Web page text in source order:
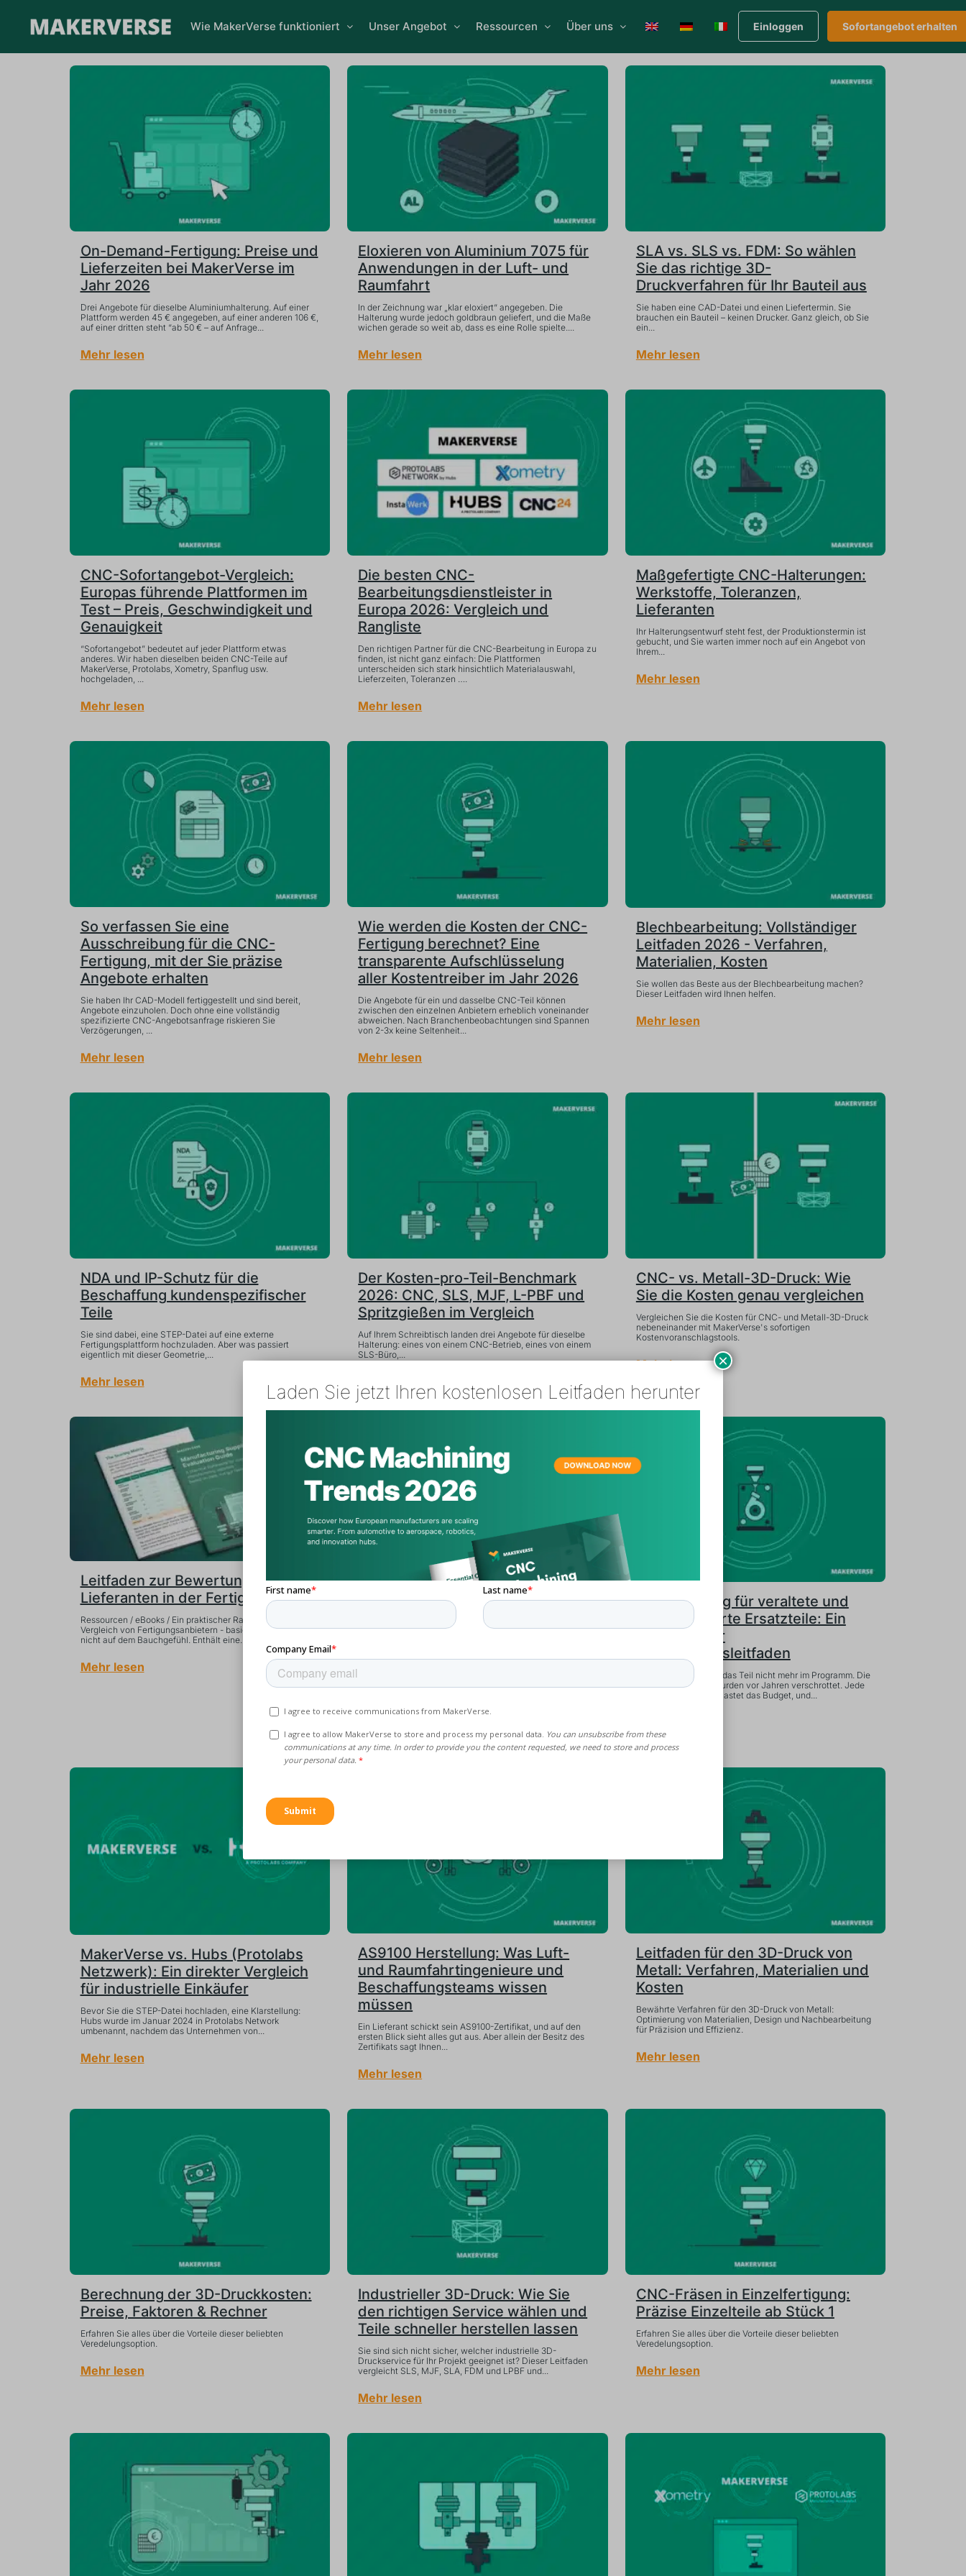
Wie MakerVerse funktioniert Unser Angebot Ressourcen Über uns Einloggen Sofortangebot erhalten
On-Demand-Fertigung: Preise und
Lieferzeiten bei MakerVerse im
Jahr 2026
Drei Angebote für dieselbe Aluminiumhalterung. Auf einer
Plattform werden 45 € angegeben, auf einer anderen 106 €,
auf einer dritten steht “ab 50 € – auf Anfrage...
Mehr lesen
Eloxieren von Aluminium 7075 für
Anwendungen in der Luft- und
Raumfahrt
In der Zeichnung war „klar eloxiert“ angegeben. Die
Halterung wurde jedoch goldbraun geliefert, und die Maße
wichen gerade so weit ab, dass es eine Rolle spielte....
Mehr lesen
SLA vs. SLS vs. FDM: So wählen
Sie das richtige 3D-
Druckverfahren für Ihr Bauteil aus
Sie haben eine CAD-Datei und einen Liefertermin. Sie
brauchen ein Bauteil – keinen Drucker. Ganz gleich, ob Sie
ein...
Mehr lesen
CNC-Sofortangebot-Vergleich:
Europas führende Plattformen im
Test – Preis, Geschwindigkeit und
Genauigkeit
“Sofortangebot” bedeutet auf jeder Plattform etwas
anderes. Wir haben dieselben beiden CNC-Teile auf
MakerVerse, Protolabs, Xometry, Spanflug usw.
hochgeladen, ...
Mehr lesen
Die besten CNC-
Bearbeitungsdienstleister in
Europa 2026: Vergleich und
Rangliste
Den richtigen Partner für die CNC-Bearbeitung in Europa zu
finden, ist nicht ganz einfach: Die Plattformen
unterscheiden sich stark hinsichtlich Materialauswahl,
Lieferzeiten, Toleranzen ….
Mehr lesen
Maßgefertigte CNC-Halterungen:
Werkstoffe, Toleranzen,
Lieferanten
Ihr Halterungsentwurf steht fest, der Produktionstermin ist
gebucht, und Sie warten immer noch auf ein Angebot von
Ihrem...
Mehr lesen
So verfassen Sie eine
Ausschreibung für die CNC-
Fertigung, mit der Sie präzise
Angebote erhalten
Sie haben Ihr CAD-Modell fertiggestellt und sind bereit,
Angebote einzuholen. Doch ohne eine vollständig
spezifizierte CNC-Angebotsanfrage riskieren Sie
Verzögerungen, ...
Mehr lesen
Wie werden die Kosten der CNC-
Fertigung berechnet? Eine
transparente Aufschlüsselung
aller Kostentreiber im Jahr 2026
Die Angebote für ein und dasselbe CNC-Teil können
zwischen den einzelnen Anbietern erheblich voneinander
abweichen. Nach Branchenbeobachtungen sind Spannen
von 2-3x keine Seltenheit...
Mehr lesen
Blechbearbeitung: Vollständiger
Leitfaden 2026 - Verfahren,
Materialien, Kosten
Sie wollen das Beste aus der Blechbearbeitung machen?
Dieser Leitfaden wird Ihnen helfen.
Mehr lesen
NDA und IP-Schutz für die
Beschaffung kundenspezifischer
Teile
Sie sind dabei, eine STEP-Datei auf eine externe
Fertigungsplattform hochzuladen. Aber was passiert
eigentlich mit dieser Geometrie,...
Mehr lesen
Der Kosten-pro-Teil-Benchmark
2026: CNC, SLS, MJF, L-PBF und
Spritzgießen im Vergleich
Auf Ihrem Schreibtisch landen drei Angebote für dieselbe
Halterung: eines von einem CNC-Betrieb, eines von einem
SLS-Büro,...
CNC- vs. Metall-3D-Druck: Wie
Sie die Kosten genau vergleichen
Vergleichen Sie die Kosten für CNC- und Metall-3D-Druck
nebeneinander mit MakerVerse's sofortigen
Kostenvoranschlagstools.
Mehr lesen
Leitfaden zur Bewertung von
Lieferanten in der Fertigung
Ressourcen / eBooks / Ein praktischer Rahmen für den
Vergleich von Fertigungsanbietern - basierend auf Daten,
nicht auf dem Bauchgefühl. Enthält eine...
Mehr lesen
Single-Source vs. Multi-Source
Strategie für kundenspezifische
der einzige Lieferant schiebt die Schuld auf einen
Mehr lesen
Rapid Casting für veraltete und
ausgemusterte Ersatzteile: Ein
vollständiger
Beschaffungsleitfaden
Der Erstausrüster hat das Teil nicht mehr im Programm. Die
Originalwerkzeuge wurden vor Jahren verschrottet. Jede
Stunde Ausfallzeit belastet das Budget, und...
MakerVerse vs. Hubs (Protolabs
Netzwerk): Ein direkter Vergleich
für industrielle Einkäufer
Bevor Sie die STEP-Datei hochladen, eine Klarstellung:
Hubs wurde im Januar 2024 in Protolabs Network
umbenannt, nachdem das Unternehmen von...
Mehr lesen
AS9100 Herstellung: Was Luft-
und Raumfahrtingenieure und
Beschaffungsteams wissen
müssen
Ein Lieferant schickt sein AS9100-Zertifikat, und auf den
ersten Blick sieht alles gut aus. Aber allein der Besitz des
Zertifikats sagt Ihnen...
Mehr lesen
Leitfaden für den 3D-Druck von
Metall: Verfahren, Materialien und
Kosten
Bewährte Verfahren für den 3D-Druck von Metall:
Optimierung von Materialien, Design und Nachbearbeitung
für Präzision und Effizienz.
Mehr lesen
Berechnung der 3D-Druckkosten:
Preise, Faktoren & Rechner
Erfahren Sie alles über die Vorteile dieser beliebten
Veredelungsoption.
Mehr lesen
Industrieller 3D-Druck: Wie Sie
den richtigen Service wählen und
Teile schneller herstellen lassen
Sie sind sich nicht sicher, welcher industrielle 3D-
Druckservice für Ihr Projekt geeignet ist? Dieser Leitfaden
vergleicht SLS, MJF, SLA, FDM und LPBF und...
Mehr lesen
CNC-Fräsen in Einzelfertigung:
Präzise Einzelteile ab Stück 1
Erfahren Sie alles über die Vorteile dieser beliebten
Veredelungsoption.
Mehr lesen
Laden Sie jetzt Ihren kostenlosen Leitfaden herunter
×